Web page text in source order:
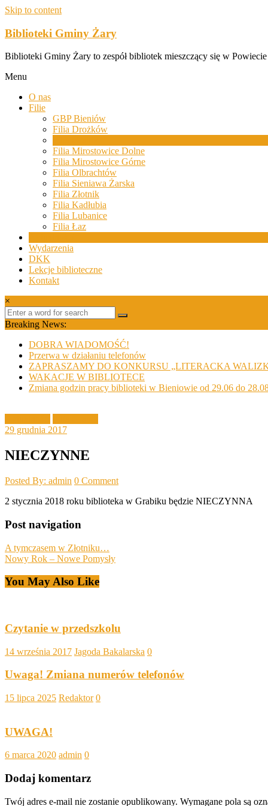
Skip to content
Biblioteki Gminy Żary
Biblioteki Gminy Żary to zespół bibliotek mieszczący się w
Menu
O nas
Filie
GBP Bieniów
Filia Drożków
Filia Mirostowice Dolne
Filia Mirostowice Górne
Filia Olbrachtów
Filia Sieniawa Żarska
Filia Złotnik
Filia Kadłubia
Filia Lubanice
Filia Łaz
Wydarzenia
DKK
Lekcje biblioteczne
Kontakt
×
Breaking News:
DOBRA WIADOMOŚĆ!
Przerwa w działaniu telefonów
ZAPRASZAMY DO KONKURSU „LITERACKA
WAKACJE W BIBLIOTECE
Zmiana godzin pracy biblioteki w Bieniowie od 29.06 do
29 grudnia 2017
NIECZYNNE
Posted By: admin 0 Comment
2 stycznia 2018 roku biblioteka w Grabiku będzie NIECZYNNA
Post navigation
A tymczasem w Złotniku…
Nowy Rok – Nowe Pomysły
You May Also Like
Czytanie w przedszkolu
14 września 2017 Jagoda Bakalarska 0
Uwaga! Zmiana numerów telefonów
15 lipca 2025 Redaktor 0
UWAGA!
6 marca 2020 admin 0
Dodaj komentarz
Twój adres e-mail nie zostanie opublikowany. Wymagane pola są